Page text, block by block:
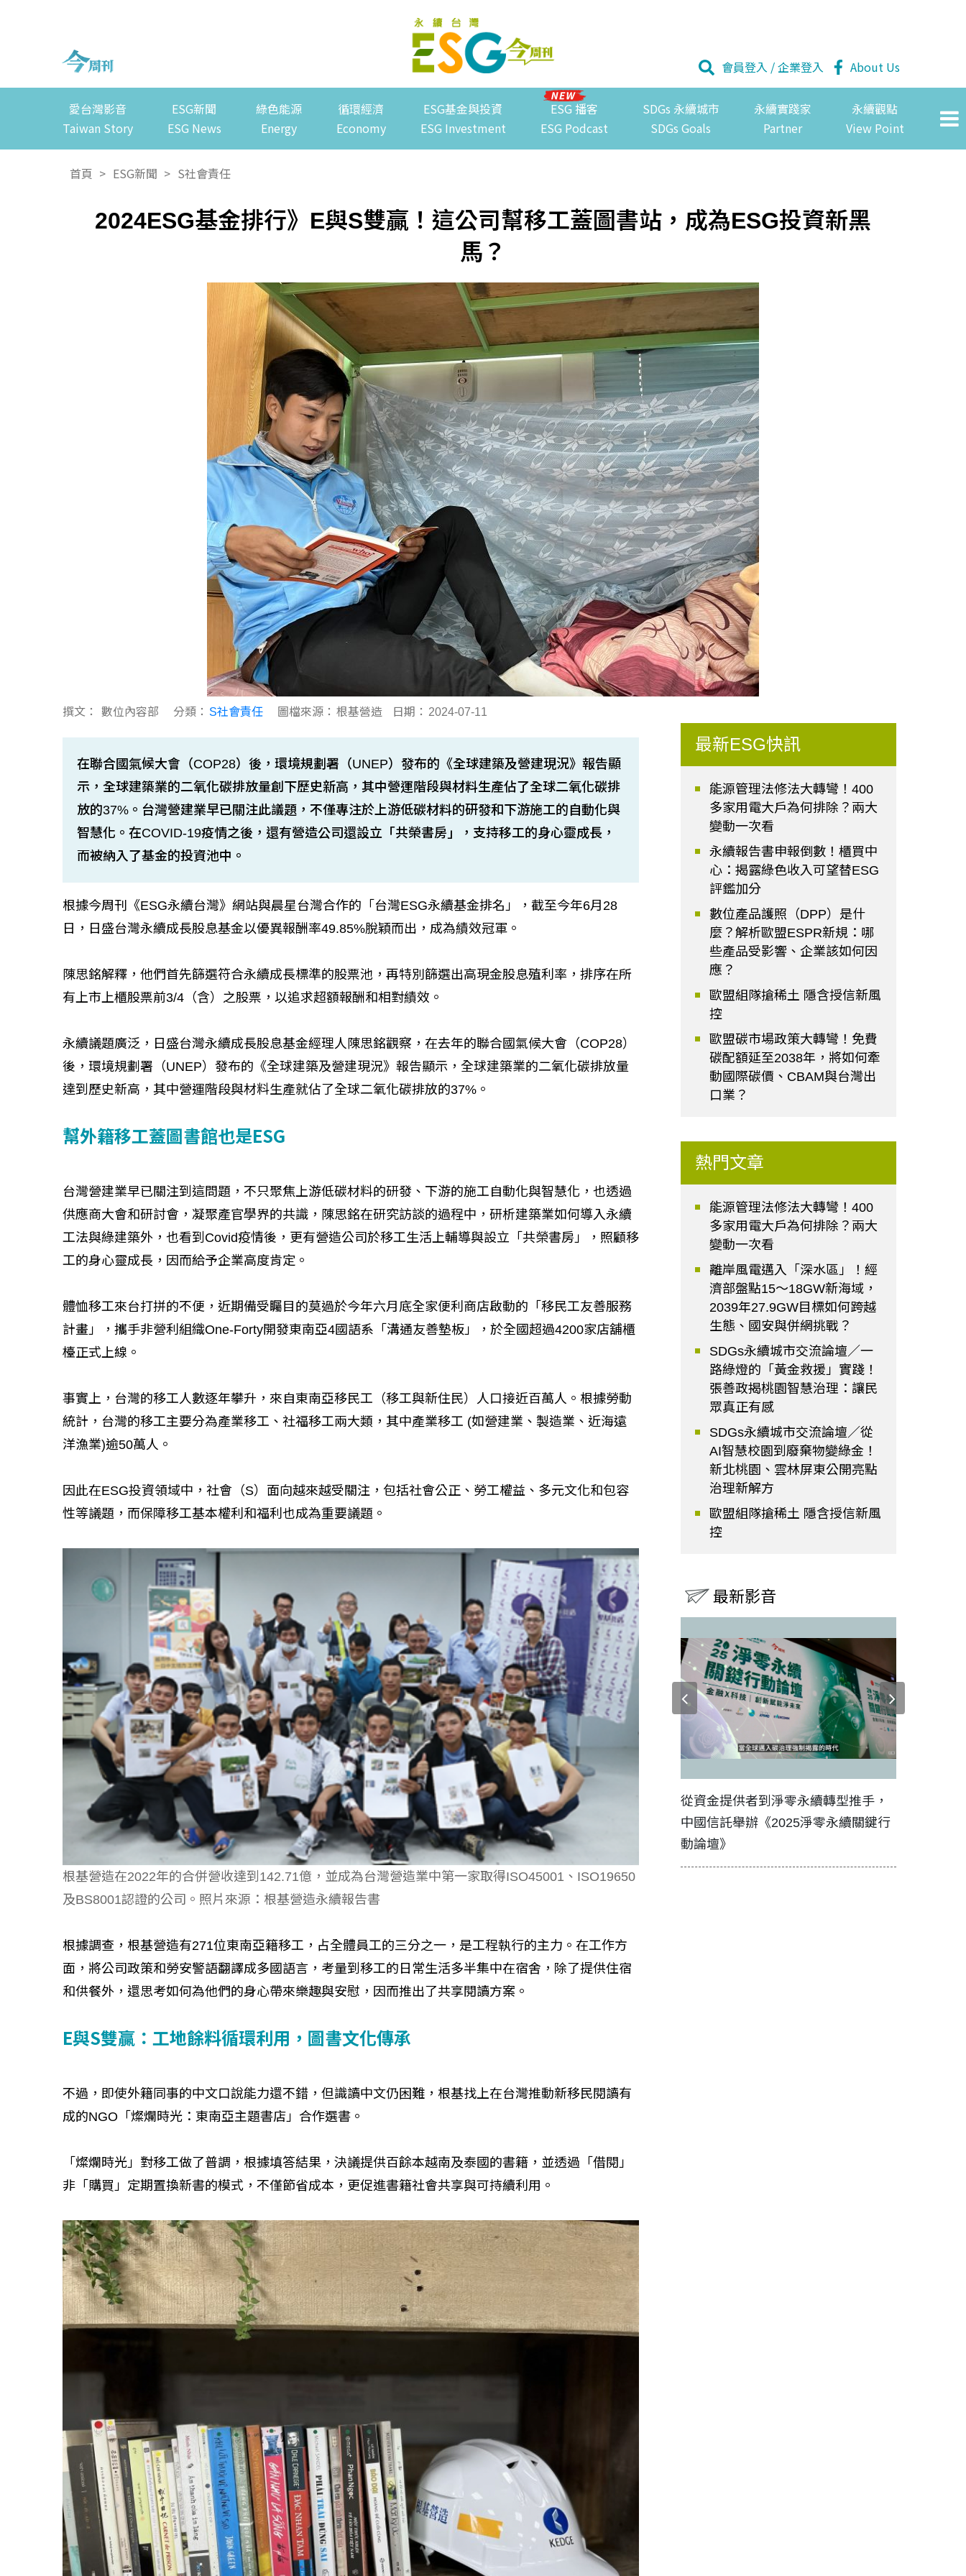
會員登入 /企業登入 About Us
愛台灣影音
Taiwan Story
ESG新聞
ESG News
綠色能源
Energy
循環經濟
Economy
ESG基金與投資
ESG Investment
ESG 播客
ESG Podcast
SDGs 永續城市
SDGs Goals
永續實踐家
Partner
永續觀點
View Point
首頁 > ESG新聞 > S社會責任
2024ESG基金排行》E與S雙贏！這公司幫移工蓋圖書站，成為ESG投資新黑
馬？
撰文： 數位內容部 分類： S社會責任 圖檔來源： 根基營造 日期： 2024-07-11
在聯合國氣候大會（COP28）後，環境規劃署（UNEP）發布的《全球建築及營建現況》報告顯
示，全球建築業的二氧化碳排放量創下歷史新高，其中營運階段與材料生產佔了全球二氧化碳排
放的37%。台灣營建業早已關注此議題，不僅專注於上游低碳材料的研發和下游施工的自動化與
智慧化。在COVID-19疫情之後，還有營造公司還設立「共榮書房」，支持移工的身心靈成長，
而被納入了基金的投資池中。
根據今周刊《ESG永續台灣》網站與晨星台灣合作的「台灣ESG永續基金排名」，截至今年6月28
日，日盛台灣永續成長股息基金以優異報酬率49.85%脫穎而出，成為績效冠軍。
陳思銘解釋，他們首先篩選符合永續成長標準的股票池，再特別篩選出高現金股息殖利率，排序在所
有上市上櫃股票前3/4（含）之股票，以追求超額報酬和相對績效。
永續議題廣泛，日盛台灣永續成長股息基金經理人陳思銘觀察，在去年的聯合國氣候大會（COP28）
後，環境規劃署（UNEP）發布的《全球建築及營建現況》報告顯示，全球建築業的二氧化碳排放量
達到歷史新高，其中營運階段與材料生產就佔了全球二氧化碳排放的37%。
幫外籍移工蓋圖書館也是ESG
台灣營建業早已關注到這問題，不只聚焦上游低碳材料的研發、下游的施工自動化與智慧化，也透過
供應商大會和研討會，凝聚產官學界的共識，陳思銘在研究訪談的過程中，研析建築業如何導入永續
工法與綠建築外，也看到Covid疫情後，更有營造公司於移工生活上輔導與設立「共榮書房」，照顧移
工的身心靈成長，因而給予企業高度肯定。
體恤移工來台打拼的不便，近期備受矚目的莫過於今年六月底全家便利商店啟動的「移民工友善服務
計畫」，攜手非營利組織One-Forty開發東南亞4國語系「溝通友善墊板」，於全國超過4200家店舖櫃
檯正式上線。
事實上，台灣的移工人數逐年攀升，來自東南亞移民工（移工與新住民）人口接近百萬人。根據勞動
統計，台灣的移工主要分為產業移工、社福移工兩大類，其中產業移工 (如營建業、製造業、近海遠
洋漁業)逾50萬人。
因此在ESG投資領域中，社會（S）面向越來越受關注，包括社會公正、勞工權益、多元文化和包容
性等議題，而保障移工基本權利和福利也成為重要議題。
根基營造在2022年的合併營收達到142.71億，並成為台灣營造業中第一家取得ISO45001、ISO19650
及BS8001認證的公司。照片來源：根基營造永續報告書
根據調查，根基營造有271位東南亞籍移工，占全體員工的三分之一，是工程執行的主力。在工作方
面，將公司政策和勞安警語翻譯成多國語言，考量到移工的日常生活多半集中在宿舍，除了提供住宿
和供餐外，還思考如何為他們的身心帶來樂趣與安慰，因而推出了共享閱讀方案。
E與S雙贏：工地餘料循環利用，圖書文化傳承
不過，即使外籍同事的中文口說能力還不錯，但識讀中文仍困難，根基找上在台灣推動新移民閱讀有
成的NGO「燦爛時光：東南亞主題書店」合作選書。
「燦爛時光」對移工做了普調，根據填答結果，決議提供百餘本越南及泰國的書籍，並透過「借閱」
非「購買」定期置換新書的模式，不僅節省成本，更促進書籍社會共享與可持續利用。
最新ESG快訊
能源管理法修法大轉彎！400
多家用電大戶為何排除？兩大
變動一次看
永續報告書申報倒數！櫃買中
心：揭露綠色收入可望替ESG
評鑑加分
數位產品護照（DPP）是什
麼？解析歐盟ESPR新規：哪
些產品受影響、企業該如何因
應？
歐盟組隊搶稀土 隱含授信新風
控
歐盟碳市場政策大轉彎！免費
碳配額延至2038年，將如何牽
動國際碳價、CBAM與台灣出
口業？
熱門文章
能源管理法修法大轉彎！400
多家用電大戶為何排除？兩大
變動一次看
離岸風電邁入「深水區」！經
濟部盤點15～18GW新海域，
2039年27.9GW目標如何跨越
生態、國安與併網挑戰？
SDGs永續城市交流論壇／一
路綠燈的「黃金救援」實踐！
張善政揭桃園智慧治理：讓民
眾真正有感
SDGs永續城市交流論壇／從
AI智慧校園到廢棄物變綠金！
新北桃園、雲林屏東公開亮點
治理新解方
歐盟組隊搶稀土 隱含授信新風
控
最新影音
如何守護每個生命的轉折點？ 醫務社
工改變病患命運的真實故事
【故事精華】從黑暗到光明 見證醫務
社工如何改變生命的故事
從資金提供者到淨零永續轉型推手，
中國信託舉辦《2025淨零永續關鍵行
動論壇》